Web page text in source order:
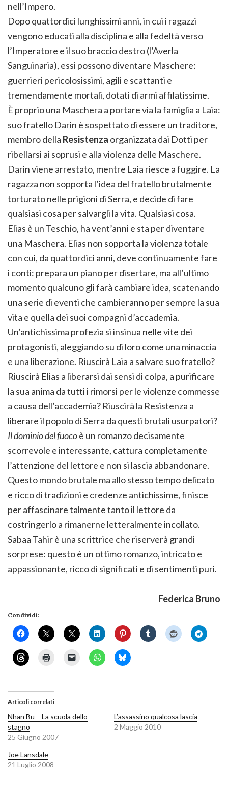
nell’Impero.
Dopo quattordici lunghissimi anni, in cui i ragazzi
vengono educati alla disciplina e alla fedeltà verso
l’Imperatore e il suo braccio destro (l’Averla
Sanguinaria), essi possono diventare Maschere:
guerrieri pericolosissimi, agili e scattanti e
tremendamente mortali, dotati di armi affilatissime.
È proprio una Maschera a portare via la famiglia a Laia:
suo fratello Darin è sospettato di essere un traditore,
membro della Resistenza organizzata dai Dotti per
ribellarsi ai soprusi e alla violenza delle Maschere.
Darin viene arrestato, mentre Laia riesce a fuggire. La
ragazza non sopporta l’idea del fratello brutalmente
torturato nelle prigioni di Serra, e decide di fare
qualsiasi cosa per salvargli la vita. Qualsiasi cosa.
Elias è un Teschio, ha vent’anni e sta per diventare
una Maschera. Elias non sopporta la violenza totale
con cui, da quattordici anni, deve continuamente fare
i conti: prepara un piano per disertare, ma all’ultimo
momento qualcuno gli farà cambiare idea, scatenando
una serie di eventi che cambieranno per sempre la sua
vita e quella dei suoi compagni d’accademia.
Un’antichissima profezia si insinua nelle vite dei
protagonisti, aleggiando su di loro come una minaccia
e una liberazione. Riuscirà Laia a salvare suo fratello?
Riuscirà Elias a liberarsi dai sensi di colpa, a purificare
la sua anima da tutti i rimorsi per le violenze commesse
a causa dell’accademia? Riuscirà la Resistenza a
liberare il popolo di Serra da questi brutali usurpatori?
Il dominio del fuocoè un romanzo decisamente
scorrevole e interessante, cattura completamente
l’attenzione del lettore e non si lascia abbandonare.
Questo mondo brutale ma allo stesso tempo delicato
e ricco di tradizioni e credenze antichissime, finisce
per affascinare talmente tanto il lettore da
costringerlo a rimanerne letteralmente incollato.
Sabaa Tahir è una scrittrice che riserverà grandi
sorprese: questo è un ottimo romanzo, intricato e
appassionante, ricco di significati e di sentimenti puri.​
Federica Bruno
Condividi:
Articoli correlati
Nhan Bu – La scuola dello
stagno
25 Giugno 2007
L’assassino qualcosa lascia
2 Maggio 2010
Joe Lansdale
21 Luglio 2008